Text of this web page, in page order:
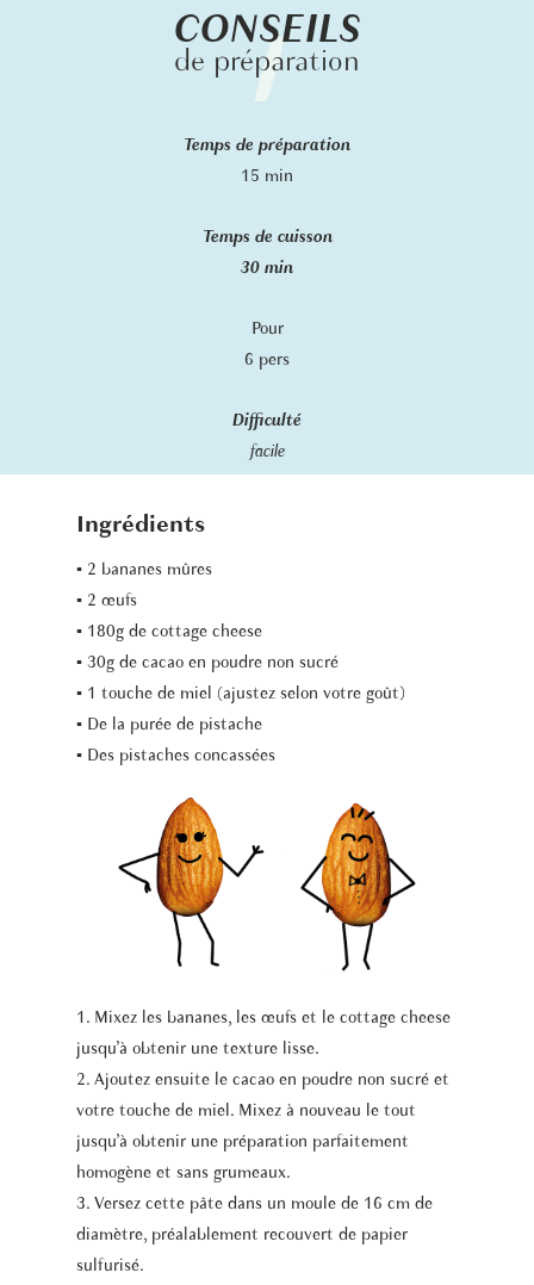
CONSEILS
de préparation
Temps de préparation
15 min
Temps de cuisson
30 min
Pour
6 pers
Difficulté
facile
Ingrédients
▪︎ 2 bananes mûres
▪︎ 2 œufs
▪︎ 180g de cottage cheese
▪︎ 30g de cacao en poudre non sucré
▪︎ 1 touche de miel (ajustez selon votre goût)
▪︎ De la purée de pistache
▪︎ Des pistaches concassées
1. Mixez les bananes, les œufs et le cottage cheese
jusqu’à obtenir une texture lisse.
2. Ajoutez ensuite le cacao en poudre non sucré et
votre touche de miel. Mixez à nouveau le tout
jusqu’à obtenir une préparation parfaitement
homogène et sans grumeaux.
3. Versez cette pâte dans un moule de 16 cm de
diamètre, préalablement recouvert de papier
sulfurisé.